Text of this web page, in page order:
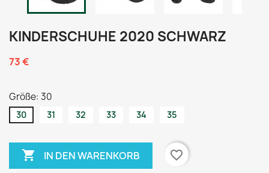
KINDERSCHUHE 2020 SCHWARZ
73 €
Größe: 30
30 31 32 33 34 35
 IN DEN WARENKORB favorite_border